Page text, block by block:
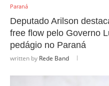
Paraná
Deputado Arilson
free flow pelo Governo
pedágio no Paraná
written by Rede Band